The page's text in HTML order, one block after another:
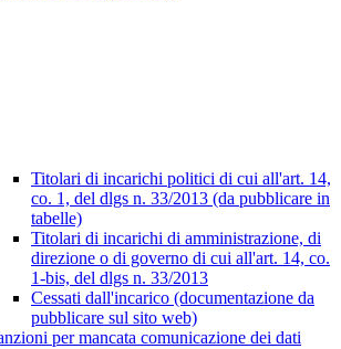
Titolari di incarichi politici di cui all'art. 14,
co. 1, del dlgs n. 33/2013 (da pubblicare in
tabelle)
Titolari di incarichi di amministrazione, di
direzione o di governo di cui all'art. 14, co.
1-bis, del dlgs n. 33/2013
Cessati dall'incarico (documentazione da
pubblicare sul sito web)
per mancata comunicazione dei dati